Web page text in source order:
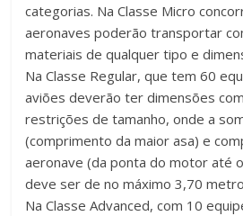
categorias. Na Classe Micro
aeronaves poderão transportar
materiais de qualquer tipo e
Na Classe Regular, que tem 60
aviões deverão ter dimensões
restrições de tamanho, onde a
(comprimento da maior asa) e
aeronave (da ponta do motor até
deve ser de no máximo 3,70
Na Classe Advanced, com 10